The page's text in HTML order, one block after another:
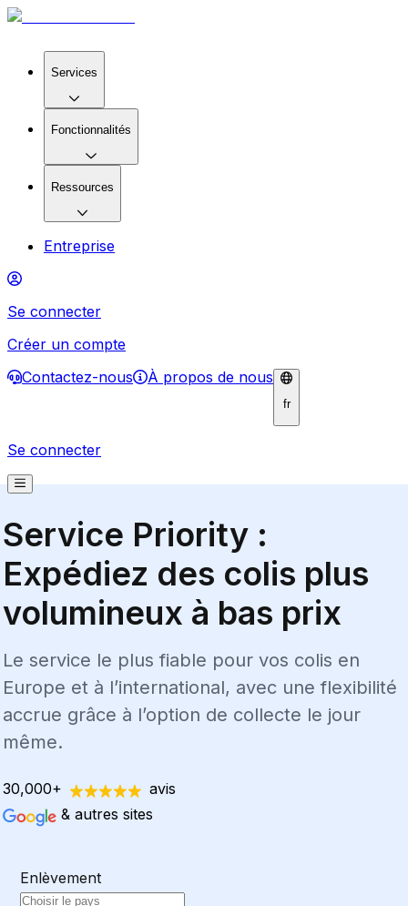
Services
Fonctionnalités
Ressources
Entreprise
Se connecter
Créer un compte
Contactez-nous
À propos de nous
fr
Se connecter
Service Priority :
Expédiez des colis plus
volumineux à bas prix
Le service le plus fiable pour vos colis en
Europe et à l’international, avec une flexibilité
accrue grâce à l’option de collecte le jour
même.
30,000+
avis
& autres sites
Enlèvement